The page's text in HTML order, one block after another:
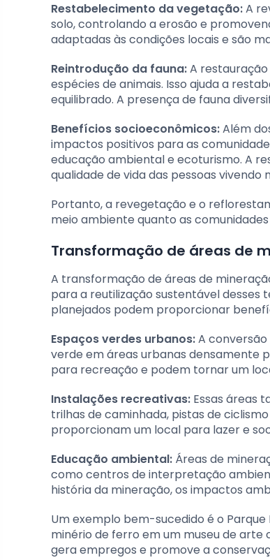
Restabelecimento da vegetação:A
solo, controlando a erosão e
adaptadas às condições locais e são
Reintrodução da fauna:A
espécies de animais. Isso ajuda a
equilibrado. A presença de fauna
Benefícios socioeconômicos:Além
impactos positivos para as
educação ambiental e ecoturismo. A
qualidade de vida das pessoas vivendo
Portanto, a revegetação e o
meio ambiente quanto as
Transformação de áreas de
A transformação de áreas de
para a reutilização sustentável desses
planejados podem proporcionar
Espaços verdes urbanos:A
verde em áreas urbanas densamente
para recreação e podem tornar um
Instalações recreativas: Essas áreas
trilhas de caminhada, pistas de
proporcionam um local para lazer e
Educação ambiental: Áreas de
como centros de interpretação
história da mineração, os impactos
Um exemplo bem-sucedido é o
minério de ferro em um museu de
gera empregos e promove a